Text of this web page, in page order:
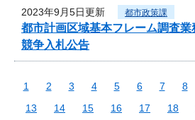
2023年9月5日更新 都市政策課
都市計画区域基本フレーム調査
競争入札公告
1 2 3 4 5 6 7 8
13
14 15 16 17 18